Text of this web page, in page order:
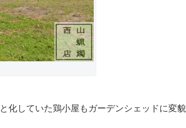
化していた鶏小屋もガーデンシェッドに変貌